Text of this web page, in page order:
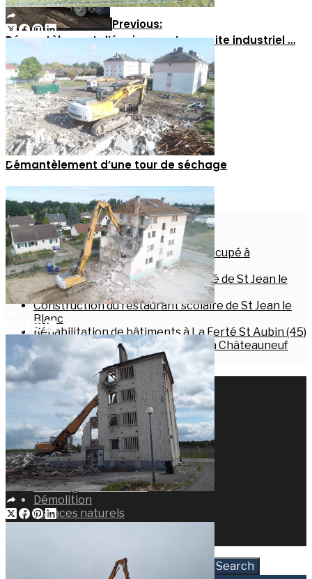
Previous:
Démantèlement d’équipements sur site industriel …
Next:
Démantèlement d’une tour de séchage
Comments are closed.
Articles récents
Travaux de maçonnerie sur site occupé à
Montargis
Construction de la maison de santé de St Jean le
Blanc
Construction du restaurant scolaire de St Jean le
Blanc
Réhabilitation de bâtiments à La Ferté St Aubin (45)
Construction du pôle pédiatrique à Châteauneuf
sur Loire
Actualités
Facebook
LinkedIn
Search
Accueil
TP-VRD
TCE, Gros oeuvre
Aménagements PMR
Démolition
Espaces naturels
Contact
Search